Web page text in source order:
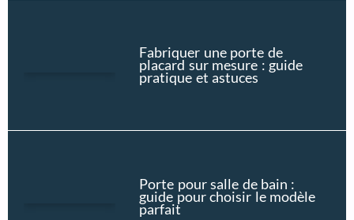
Fabriquer une porte de
placard sur mesure : guide
pratique et astuces
Porte pour salle de bain :
guide pour choisir le modèle
parfait